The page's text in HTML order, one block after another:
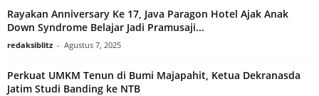
Rayakan Anniversary Ke 17, Java Paragon Hotel Ajak Anak
Down Syndrome Belajar Jadi Pramusaji...
redaksiblitz - Agustus 7, 2025
Perkuat UMKM Tenun di Bumi Majapahit, Ketua Dekranasda
Jatim Studi Banding ke NTB